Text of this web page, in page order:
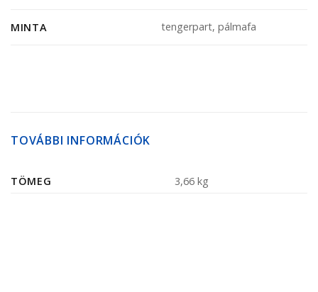
MINTA tengerpart, pálmafa
TOVÁBBI INFORMÁCIÓK
TÖMEG 3,66 kg